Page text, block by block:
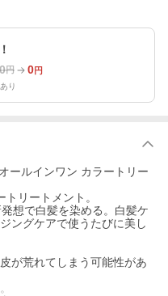
円 0円
り
ールインワン カラートリー
リートメント。
想で白髪を染める。白髪ケ
ングケアで使うたびに美し
が荒れてしまう可能性があ